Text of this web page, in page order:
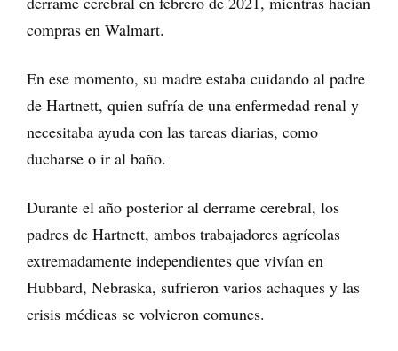
compras en Walmart.
En ese momento, su madre estaba cuidando al padre
de Hartnett, quien sufría de una enfermedad renal y
necesitaba ayuda con las tareas diarias, como
ducharse o ir al baño.
Durante el año posterior al derrame cerebral, los
padres de Hartnett, ambos trabajadores agrícolas
extremadamente independientes que vivían en
Hubbard, Nebraska, sufrieron varios achaques y las
crisis médicas se volvieron comunes.